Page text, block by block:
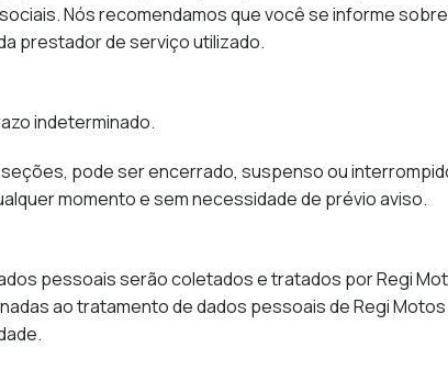
Nós recomendamos que você se informe
prestador de serviço utilizado.
indeterminado.
pode ser encerrado, suspenso ou
momento e sem necessidade de prévio aviso.
pessoais serão coletados e tratados por Regi
ao tratamento de dados pessoais de Regi Motos